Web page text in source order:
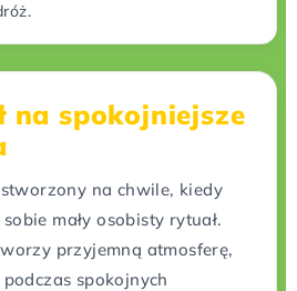
na spokojniejsze
stworzony na chwile, kiedy
mały osobisty rytuał.
przyjemną atmosferę,
spokojnych